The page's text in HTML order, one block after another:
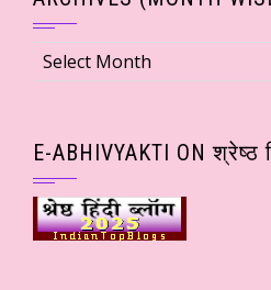
Archives
(Month
E-ABHIVYAKTI ON श्रेष्ठ